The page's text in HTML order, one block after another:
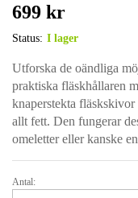
699 kr
Status: I lager
Utforska de oändliga
praktiska fläskhållaren
knaperstekta
allt fett. Den fungerar
omeletter eller kanske
Fläskhållare
Antal: